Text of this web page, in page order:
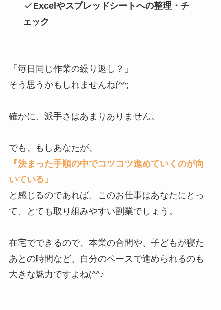
Excelやスプレッドシートへの整理・チ
ェック
「毎日同じ作業の繰り返し？」
そう思うかもしれませんね(^^;
確かに、派手さはあまりありません。
でも、もしあなたが、
『決まった手順の中でコツコツ進めていくのが向
いている』
と感じるのであれば、このお仕事はあなたにとっ
て、とても取り組みやすい副業でしょう。
在宅でできるので、本業の合間や、子どもが寝た
あとの時間など、自分のペースで進められるのも
大きな魅力ですよね(^^♪